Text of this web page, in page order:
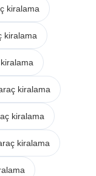
kiralama
kiralama
kiralama
kiralama
kiralama